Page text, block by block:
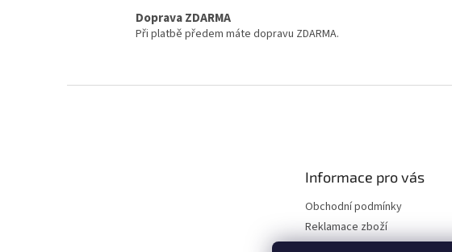
Doprava ZDARMA
Při platbě předem máte dopravu ZDARMA.
Informace pro vás
Obchodní podmínky
Reklamace zboží
Reklamace přepravy